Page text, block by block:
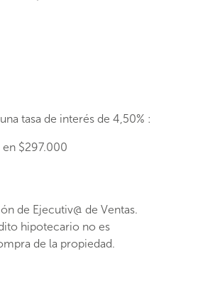
tasa de interés de 4,50% :
en $297.000
de Ejecutiv@ de Ventas.
hipotecario no es
de la propiedad.